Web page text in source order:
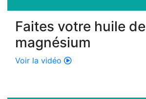
Faites votre huile de
magnésium
Voir la vidéo